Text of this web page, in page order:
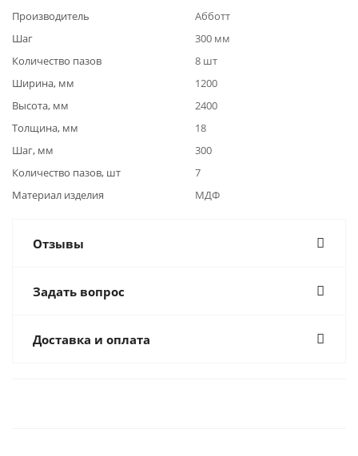
Производитель
Абботт
Шаг
300 мм
Количество пазов
8 шт
Ширина, мм
1200
Высота, мм
2400
Толщина, мм
18
Шаг, мм
300
Количество пазов, шт
7
Материал изделия
МДФ
Отзывы
Задать вопрос
Доставка и оплата